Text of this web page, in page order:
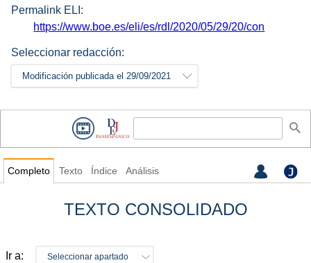
Permalink ELI:
https://www.boe.es/eli/es/rdl/2020/05/29/20/con
Seleccionar redacción:
Modificación publicada el 29/09/2021
Completo Texto Índice Análisis
TEXTO CONSOLIDADO
Ir a: Seleccionar apartado